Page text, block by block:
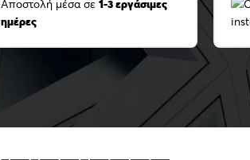
Αποστολή μέσα σε 1-3 εργάσιμες
ημέρες